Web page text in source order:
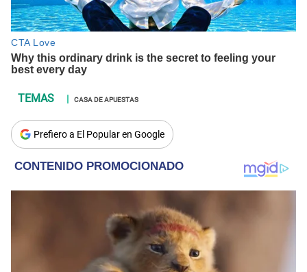
CASA DE APUESTAS
Prefiero a El Popular en Google